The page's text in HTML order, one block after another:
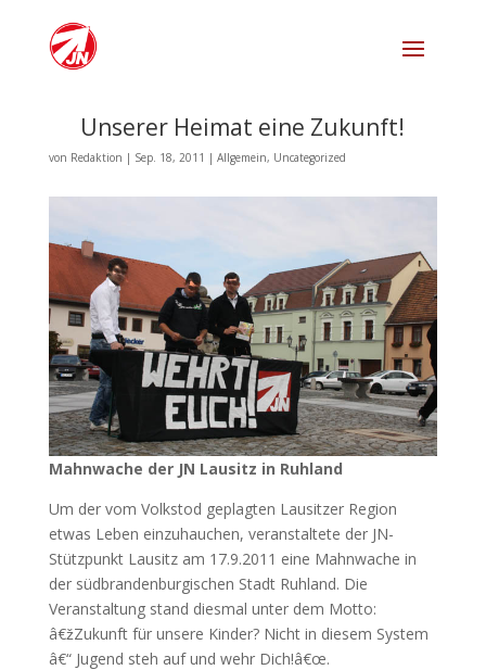
Unserer Heimat eine Zukunft!
von Redaktion | Sep. 18, 2011 | Allgemein, Uncategorized
Mahnwache der JN Lausitz in Ruhland
Um der vom Volkstod geplagten Lausitzer Region
etwas Leben einzuhauchen, veranstaltete der JN-
Stützpunkt Lausitz am 17.9.2011 eine Mahnwache in
der südbrandenburgischen Stadt Ruhland. Die
Veranstaltung stand diesmal unter dem Motto:
â€žZukunft für unsere Kinder? Nicht in diesem System
â€“ Jugend steh auf und wehr Dich!â€œ.